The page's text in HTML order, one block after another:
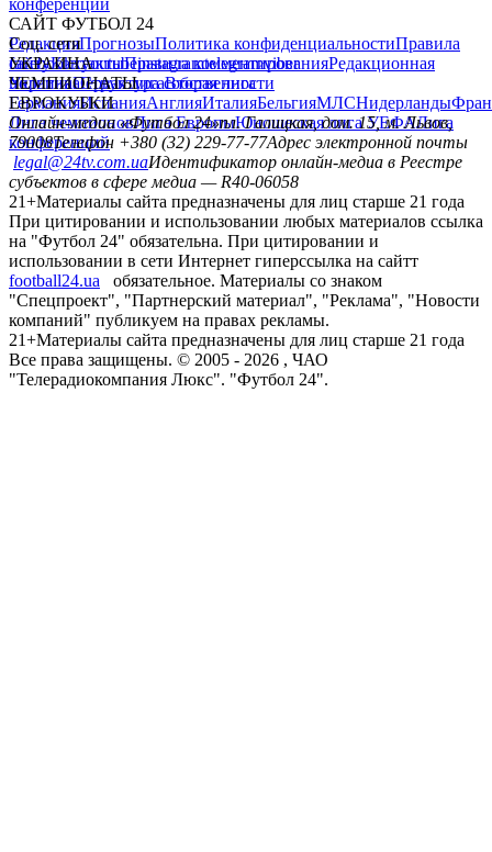
конференций
САЙТ ФУТБОЛ 24
РедакцияПрогнозыПолитика конфиденциальностиПравила
сайтуКонтактыПравила комментированияРедакционная
политикаСтруктура собственности
Соц. сети
facebookxyoutubeinstagramtelegramviber
УКРАИНА
УкраинаПервая лигаВторая лига
ЧЕМПИОНАТЫ
ГерманияИспанияАнглияИталияБельгияМЛСНидерланды
ЕВРОКУБКИ
Лига чемпионовЛига ЕвропыЮношеская лига УЕФАЛига
конференций
Онлайн-медиа «Футбол 24»пл. Галицкая, дом. 15, м. Львов,
79008Телефон +380 (32) 229-77-77Адрес электронной почты
legal@24tv.com.uaИдентификатор онлайн-медиа в Реестре
субъектов в сфере медиа — R40-06058
21+Материалы сайта предназначены для лиц старше 21 года
При цитировании и использовании любых материалов ссылка
на "Футбол 24" обязательна. При цитировании и
использовании в сети Интернет гиперссылка на сайтт
football24.ua
обязательное. Материалы со знаком
"Спецпроект", "Партнерский материал", "Реклама", "Новости
компаний" публикуем на правах рекламы.
21+Материалы сайта предназначены для лиц старше 21 года
Все права защищены. © 2005 - 2026 , ЧАО
"Телерадиокомпания Люкс". "Футбол 24".